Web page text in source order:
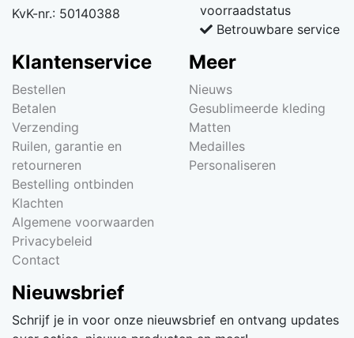
KvK-nr.: 50140388
voorraadstatus
Betrouwbare service
Klantenservice
Bestellen
Betalen
Verzending
Ruilen, garantie en
retourneren
Bestelling ontbinden
Klachten
Algemene voorwaarden
Privacybeleid
Contact
Meer
Nieuws
Gesublimeerde kleding
Matten
Medailles
Personaliseren
Nieuwsbrief
Schrijf je in voor onze nieuwsbrief en ontvang updates